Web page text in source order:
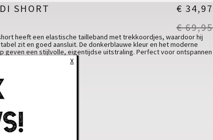
SHORT
€ 34,97
€ 69,95
heeft een elastische tailleband met trekkoordjes, waardoor hij
zit en goed aansluit. De donkerblauwe kleur en het moderne
geven een stijlvolle, eigentijdse uitstraling. Perfect voor ontspannen
X